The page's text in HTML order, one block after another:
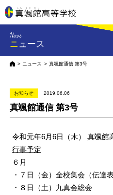
News
ニュース
HOMEニュース 真颯館通信 第3号
お知らせ 2019.06.06
真颯館通信 第3号
令和元年6月6日（木） 真颯館
行事予定
６月
・７日（金）全校集会（伝達
・８日（土）九真会総会